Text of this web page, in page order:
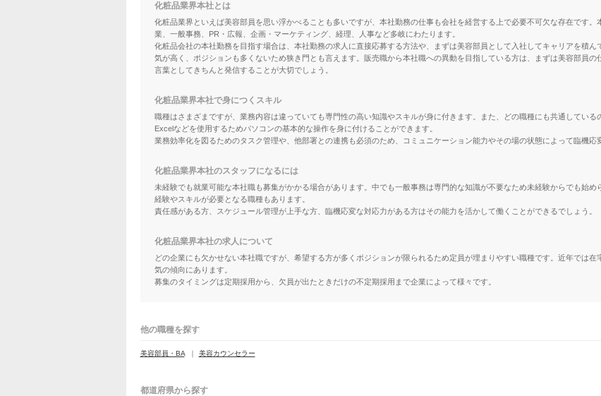
化粧品業界本社とは
化粧品業界といえば美容部員を思い浮かべることも多いですが、本社勤務の仕事も会社を経営する上で必要不可欠な存在です
業、一般事務、PR・広報、企画・マーケティング、経理、人事など多岐にわたります。
化粧品会社の本社勤務を目指す場合は、本社勤務の求人に直接応募する方法や、まずは美容部員として入社してキャリアを積
気が高く、ポジションも多くないため狭き門とも言えます。販売職から本社職への異動を目指している方は、まずは美容部員
言葉としてきちんと発信することが大切でしょう。
化粧品業界本社で身につくスキル
職種はさまざまですが、業務内容は違っていても専門性の高い知識やスキルが身に付きます。また、どの職種にも共通している
Excelなどを使用するためパソコンの基本的な操作を身に付けることができます。
業務効率化を図るためのタスク管理や、他部署との連携も必須のため、コミュニケーション能力やその場の状態によって臨機応
化粧品業界本社のスタッフになるには
未経験でも就業可能な本社職も募集がかかる場合があります。中でも一般事務は専門的な知識が不要なため未経験からでも始
経験やスキルが必要となる職種もあります。
責任感がある方、スケジュール管理が上手な方、臨機応変な対応力がある方はその能力を活かして働くことができるでしょう。
化粧品業界本社の求人について
どの企業にも欠かせない本社職ですが、希望する方が多くポジションが限られるため定員が埋まりやすい職種です。近年では
気の傾向にあります。
募集のタイミングは定期採用から、欠員が出たときだけの不定期採用まで企業によって様々です。
他の職種を探す
美容部員・BA 美容カウンセラー
都道府県から探す